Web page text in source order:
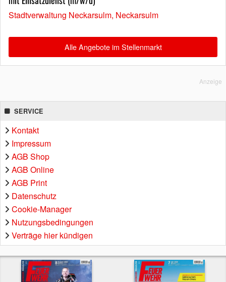
Stadtverwaltung Neckarsulm, Neckarsulm
Alle Angebote im Stellenmarkt
Anzeige
SERVICE
Kontakt
Impressum
AGB Shop
AGB Online
AGB Print
Datenschutz
Cookie-Manager
Nutzungsbedingungen
Verträge hier kündigen